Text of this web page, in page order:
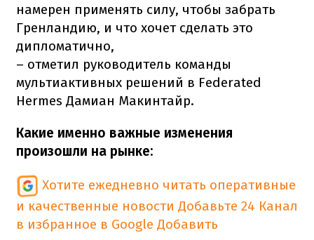
намерен применять силу, чтобы забрать
Гренландию, и что хочет сделать это
дипломатично,
– отметил руководитель команды
мультиактивных решений в Federated
Hermes Дамиан Макинтайр.
Какие именно важные изменения
произошли на рынке:
Хотите ежедневно читать оперативные
и качественные новости Добавьте 24 Канал
в избранное в Google Добавить